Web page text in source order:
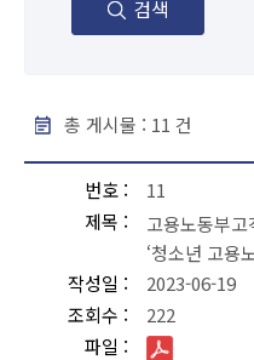
검색
총 게시물 : 11 건
번호
11
제목
고용노동부
‘청소년 고용
작성일
2023-06-19
조회수
222
파일